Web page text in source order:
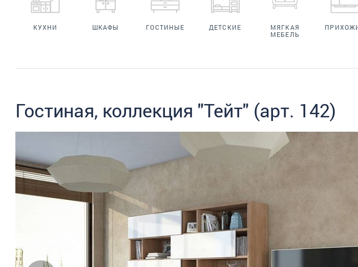
КУХНИ ШКАФЫ ГОСТИНЫЕ ДЕТСКИЕ
МЯГКАЯ
МЕБЕЛЬ
Гостиная, коллекция "Тейт" (арт. 142)